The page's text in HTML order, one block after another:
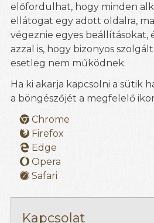
előfordulhat, hogy minden
ellátogat egy adott oldalra,
végeznie egyes beállításokat,
azzal is, hogy bizonyos
esetleg nem működnek.
Ha ki akarja kapcsolni a sütik
a böngészőjét a megfelelő
Chrome
Firefox
Edge
Opera
Safari
Kapcsolat